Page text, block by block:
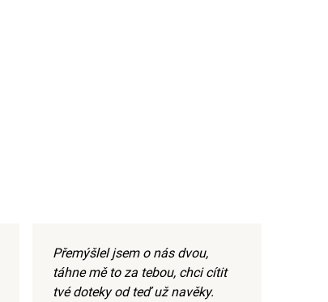
Přemýšlel jsem o nás dvou,
táhne mě to za tebou, chci cítit
tvé doteky od teď už navěky.